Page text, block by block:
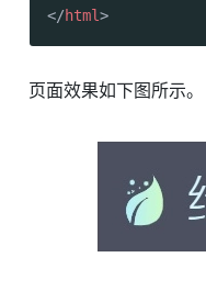
</html>
页面效果如下图所示。